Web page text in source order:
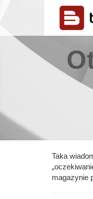
Taka
magazynie